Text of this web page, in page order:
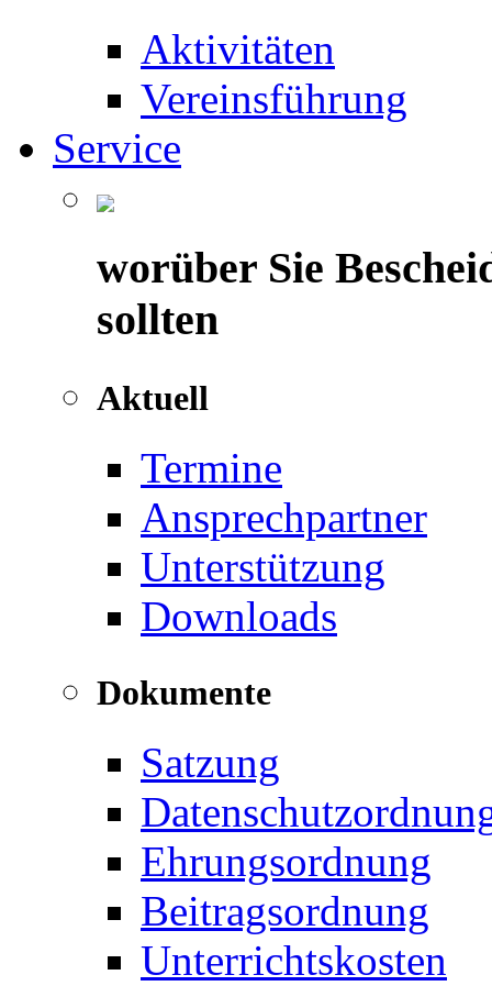
Aktivitäten
Vereinsführung
Service
worüber Sie
sollten
Aktuell
Termine
Ansprechpartner
Unterstützung
Downloads
Dokumente
Satzung
Ehrungsordnung
Beitragsordnung
Unterrichtskosten